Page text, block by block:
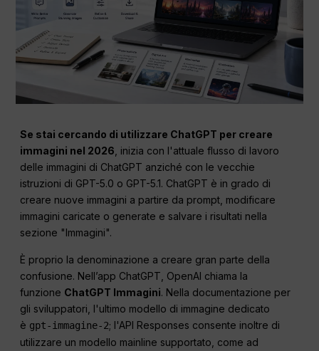
Se stai cercando di utilizzare ChatGPT per creare
immagini nel 2026 , inizia con l'attuale flusso di lavoro
delle immagini di ChatGPT anziché con le vecchie
istruzioni di GPT-5.0 o GPT-5.1. ChatGPT è in grado di
creare nuove immagini a partire da prompt, modificare
immagini caricate o generate e salvare i risultati nella
sezione "Immagini".
È proprio la denominazione a creare gran parte della
confusione. Nell’app ChatGPT, OpenAI chiama la
funzione ChatGPT Immagini. Nella documentazione per
gli sviluppatori, l'ultimo modello di immagine dedicato
è gpt-immagine-2; l'API Responses consente inoltre di
utilizzare un modello mainline supportato, come ad